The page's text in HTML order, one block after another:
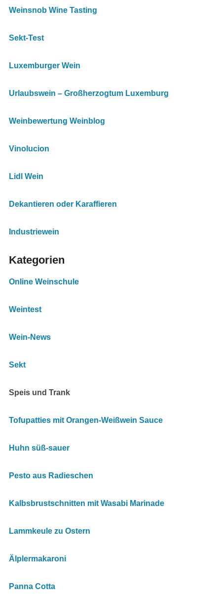
Weinsnob Wine Tasting
Sekt-Test
Luxemburger Wein
Urlaubswein – Großherzogtum Luxemburg
Weinbewertung Weinblog
Vinolucion
Lidl Wein
Dekantieren oder Karaffieren
Industriewein
Kategorien
Online Weinschule
Weintest
Wein-News
Sekt
Speis und Trank
Tofupatties mit Orangen-Weißwein Sauce
Huhn süß-sauer
Pesto aus Radieschen
Kalbsbrustschnitten mit Wasabi Marinade
Lammkeule zu Ostern
Älplermakaroni
Panna Cotta